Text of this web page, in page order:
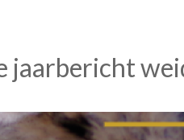
jaarbericht